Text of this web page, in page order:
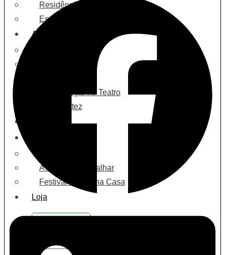
Residência Sénior
Espaço Saúde
Apoios
O Meu Lugar no Teatro
Armando Cortez
A Avó Veio Trabalhar
Festival Na Minha Casa
Loja